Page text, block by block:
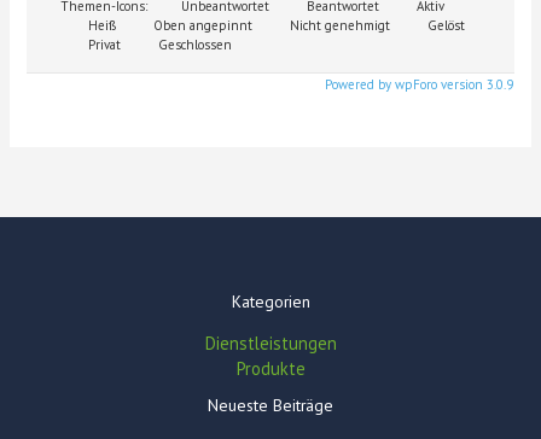
Themen-Icons:
Unbeantwortet Beantwortet
Aktiv
Heiß
Oben angepinnt Nicht genehmigt
Gelöst
Privat
Geschlossen
Powered by wpForo version 3.0.9
Kategorien
Dienstleistungen
Produkte
Neueste Beiträge